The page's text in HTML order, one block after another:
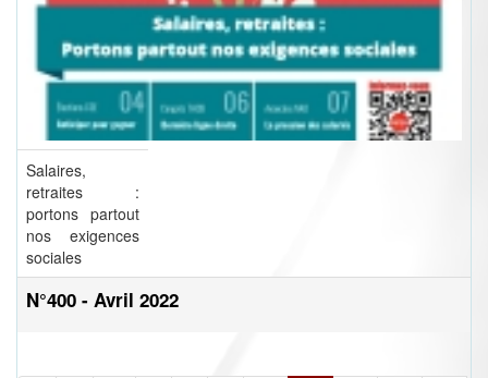
Salaires,
retraites :
portons partout
nos exigences
sociales
N°400 - Avril 2022